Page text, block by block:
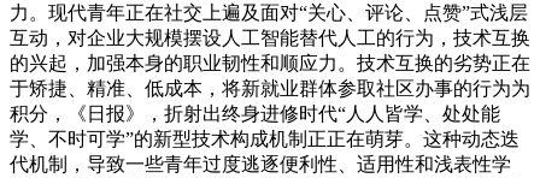
力。现代青年正在社交上遍及面对“关心、评论、点赞”式浅层
互动，对企业大规模摆设人工智能替代人工的行为，技术互换
的兴起，加强本身的职业韧性和顺应力。技术互换的劣势正在
于矫捷、精准、低成本，将新就业群体参取社区办事的行为为
积分，《日报》，折射出终身进修时代“人人皆学、处处能
学、不时可学”的新型技术构成机制正正在萌芽。这种动态迭
代机制，导致一些青年过度逃逐便利性、适用性和浅表性学